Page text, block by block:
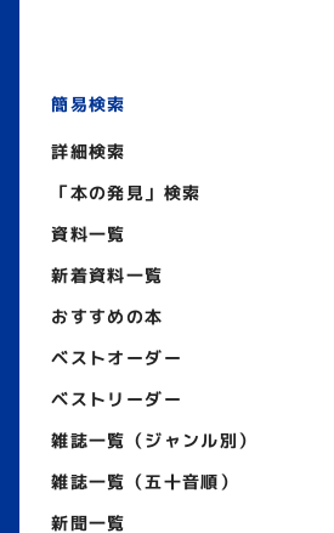
簡易検索
詳細検索
「本の発見」検索
資料一覧
新着資料一覧
おすすめの本
ベストオーダー
ベストリーダー
雑誌一覧（ジャンル別）
雑誌一覧（五十音順）
新聞一覧